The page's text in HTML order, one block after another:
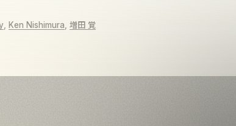
, Ken Nishimura 増田 覚